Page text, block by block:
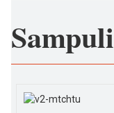
Sampuli